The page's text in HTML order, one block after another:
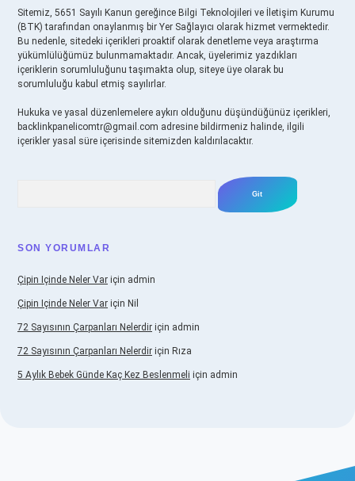
Sitemiz, 5651 Sayılı Kanun gereğince Bilgi Teknolojileri ve İletişim Kurumu
(BTK) tarafından onaylanmış bir Yer Sağlayıcı olarak hizmet vermektedir.
Bu nedenle, sitedeki içerikleri proaktif olarak denetleme veya araştırma
yükümlülüğümüz bulunmamaktadır. Ancak, üyelerimiz yazdıkları
içeriklerin sorumluluğunu taşımakta olup, siteye üye olarak bu
sorumluluğu kabul etmiş sayılırlar.
Hukuka ve yasal düzenlemelere aykırı olduğunu düşündüğünüz içerikleri,
backlinkpanelicomtr@gmail.com adresine bildirmeniz halinde, ilgili
içerikler yasal süre içerisinde sitemizden kaldırılacaktır.
SON YORUMLAR
Çipin Içinde Neler Var için admin
Çipin Içinde Neler Var için Nil
72 Sayısının Çarpanları Nelerdir için admin
72 Sayısının Çarpanları Nelerdir için Rıza
5 Aylık Bebek Günde Kaç Kez Beslenmeli için admin